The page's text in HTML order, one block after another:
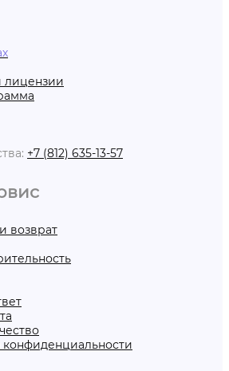
лицензии
+7 (812) 635-13-57
возврат
конфиденциальности